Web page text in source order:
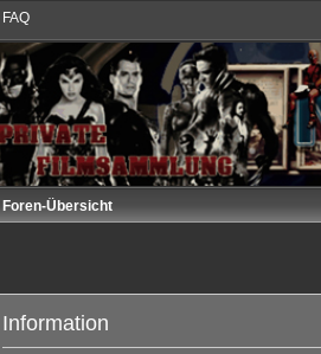
FAQ
Foren-Übersicht
Information